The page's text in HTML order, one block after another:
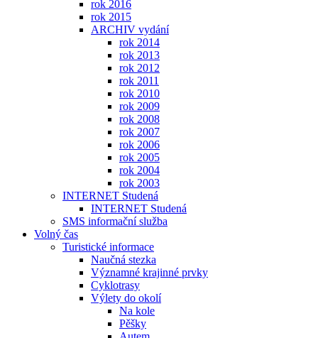
rok 2016
rok 2015
ARCHIV vydání
rok 2014
rok 2013
rok 2012
rok 2011
rok 2010
rok 2009
rok 2008
rok 2007
rok 2006
rok 2005
rok 2004
rok 2003
INTERNET Studená
INTERNET Studená
SMS informační služba
Volný čas
Turistické informace
Naučná stezka
Významné krajinné prvky
Cyklotrasy
Výlety do okolí
Na kole
Pěšky